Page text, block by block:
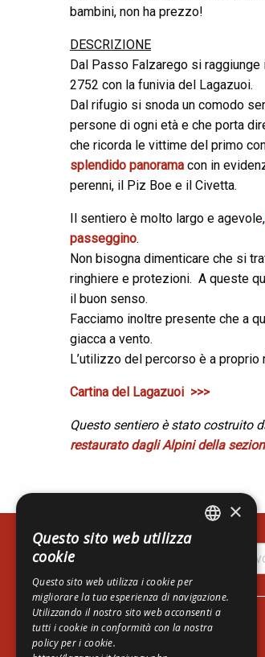
bambini, non ha prezzo!
DESCRIZIONE
Dal Passo Falzarego si raggiunge
2752 con la funivia del Lagazuoi.
Dal rifugio si snoda un comodo
persone di ogni età e che porta
che ricorda le vittime del primo
splendido panorama con in
perenni, il Piz Boe e il Civetta.
Il sentiero è molto largo e agevole,
passeggino.
Non bisogna dimenticare che si
ringhiere e protezioni. A queste
il buon senso.
Facciamo inoltre presente che a
giacca a vento.
L’utilizzo del percorso è a proprio
Cartina del Lagazuoi >>>
Questo sentiero è stato costruito
restaurato dagli Alpini della
Lagazuoi Spa
Via del Mercato, 14
I-32043 Cortina d'Ampezzo - BL
GERMAN
×
Questo sito web utilizza
cookie
Questo sito web utilizza i cookie per
migliorare la tua esperienza di navigazione.
Utilizzando il nostro sito web acconsenti a
tutti i cookie in conformità con la nostra
policy per i cookie.